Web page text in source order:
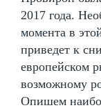
2017 года.
момента в
приведет к
европейском
возможному
Опишем